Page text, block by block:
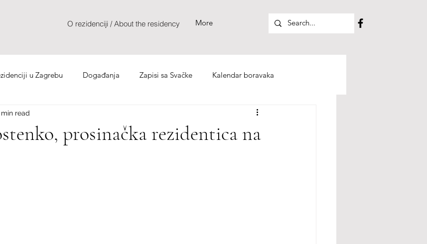
More
O rezidenciji / About the residency
u Zagrebu Događanja Zapisi sa Svačke Kalendar boravaka
prosinačka rezidentica na
min read